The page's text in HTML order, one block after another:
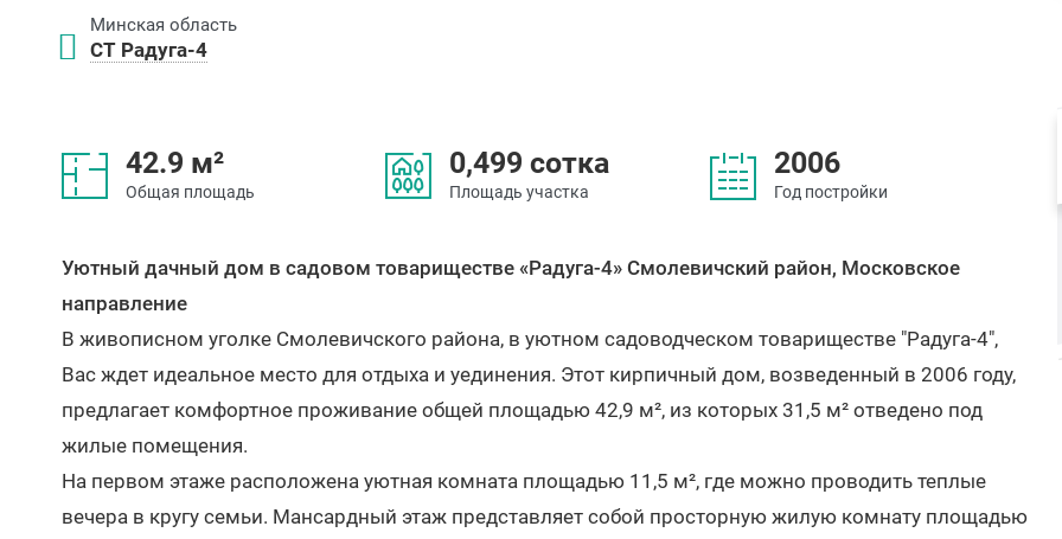
Минская область
СТ Радуга-4
42.9 м²
Общая площадь
0,499 сотка
Площадь участка
2006
Год постройки
Уютный дачный дом в садовом товариществе «Радуга-4» Смолевичский район, Московское
направление
В живописном уголке Смолевичского района, в уютном садоводческом товариществе "Радуга-4",
Вас ждет идеальное место для отдыха и уединения. Этот кирпичный дом, возведенный в 2006 году,
предлагает комфортное проживание общей площадью 42,9 м², из которых 31,5 м² отведено под
жилые помещения.
На первом этаже расположена уютная комната площадью 11,5 м², где можно проводить теплые
вечера в кругу семьи. Мансардный этаж представляет собой просторную жилую комнату площадью